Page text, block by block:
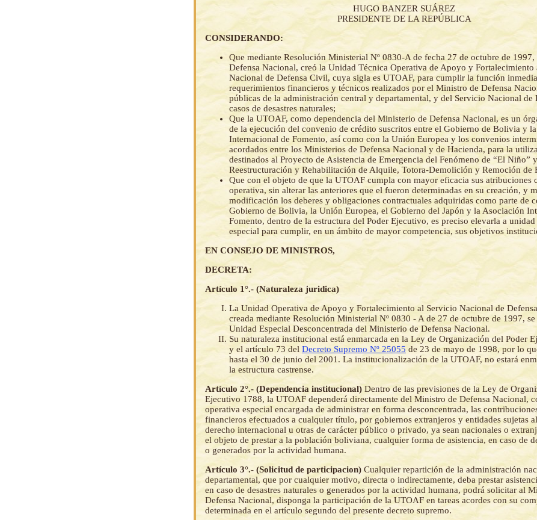
HUGO BANZER SUÁREZ
PRESIDENTE DE LA REPÚBLICA
CONSIDERANDO:
Que mediante Resolución Ministerial Nº 0830-A de fecha 27 de octubre de
Defensa Nacional, creó la Unidad Técnica Operativa de Apoyo y Fortalecimiento
Nacional de Defensa Civil, cuya sigla es UTOAF, para cumplir la función
requerimientos financieros y técnicos realizados por el Ministro de Defensa
públicas de la administración central y departamental, y del Servicio Nacional de
casos de desastres naturales;
Que la UTOAF, como dependencia del Ministerio de Defensa Nacional, es un
de la ejecución del convenio de crédito suscritos entre el Gobierno de Bolivia y
Internacional de Fomento, así como con la Unión Europea y los convenios
acordados entre los Ministerios de Defensa Nacional y de Hacienda, para la
destinados al Proyecto de Asistencia de Emergencia del Fenómeno de “El Niño”
Reestructuración y Rehabilitación de Alquile, Totora-Demolición y Remoción de
Que con el objeto de que la UTOAF cumpla con mayor eficacia sus atribuciones
operativa, sin alterar las anteriores que el fueron determinadas en su creación, y
modificación los deberes y obligaciones contractuales adquiridas como parte de
Gobierno de Bolivia, la Unión Europea, el Gobierno del Japón y la Asociación
Fomento, dentro de la estructura del Poder Ejecutivo, es preciso elevarla a
especial para cumplir, en un ámbito de mayor competencia, sus objetivos
EN CONSEJO DE MINISTROS,
DECRETA:
Artículo 1°.- (Naturaleza juridica)
La Unidad Operativa de Apoyo y Fortalecimiento al Servicio Nacional de
creada mediante Resolución Ministerial Nº 0830 - A de 27 de octubre de 1997,
Unidad Especial Desconcentrada del Ministerio de Defensa Nacional.
Su naturaleza institucional está enmarcada en la Ley de Organización del Poder
y el artículo 73 del Decreto Supremo Nº 25055 de 23 de mayo de 1998, por lo
hasta el 30 de junio del 2001. La institucionalización de la UTOAF, no estará
la estructura castrense.
Artículo 2°.- (Dependencia institucional) Dentro de las previsiones de la Ley de
Ejecutivo 1788, la UTOAF dependerá directamente del Ministro de Defensa Nacional,
operativa especial encargada de administrar en forma desconcentrada, las
financieros efectuados a cualquier título, por gobiernos extranjeros y entidades sujetas
derecho internacional u otras de carácter público o privado, ya sean nacionales o
el objeto de prestar a la población boliviana, cualquier forma de asistencia, en caso de
o generados por la actividad humana.
Artículo 3°.- (Solicitud de participacion) Cualquier repartición de la administración
departamental, que por cualquier motivo, directa o indirectamente, deba prestar
en caso de desastres naturales o generados por la actividad humana, podrá solicitar al
Defensa Nacional, disponga la participación de la UTOAF en tareas acordes con su
determinada en el artículo segundo del presente decreto supremo.